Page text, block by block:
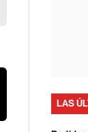
LAS